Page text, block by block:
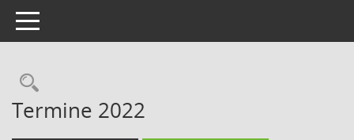
Toggle navigation
Rechercheauswahl
Termine 2022